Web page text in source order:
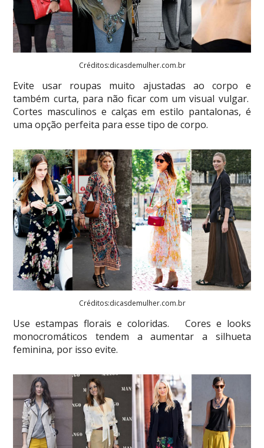
Créditos:dicasdemulher.com.br
Evite usar roupas muito ajustadas ao corpo e
também curta, para não ficar com um visual vulgar.
Cortes masculinos e calças em estilo pantalonas, é
uma opção perfeita para esse tipo de corpo.
Créditos:dicasdemulher.com.br
Use estampas florais e coloridas. Cores e looks
monocromáticos tendem a aumentar a silhueta
feminina, por isso evite.